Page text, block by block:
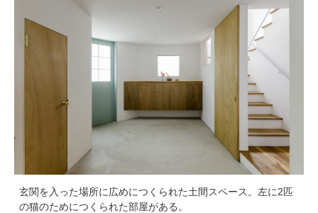
玄関を入った場所に広めにつくられた土間スペース。左に2匹
の猫のためにつくられた部屋がある。